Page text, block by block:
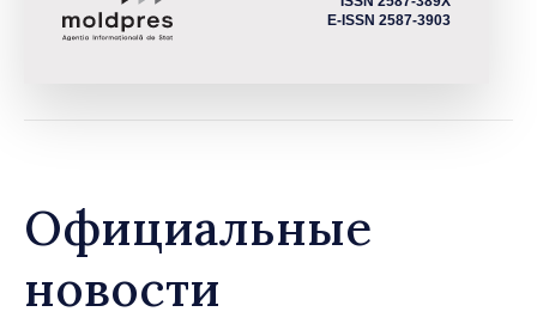
E-ISSN 2587-3903
Официальные
новости